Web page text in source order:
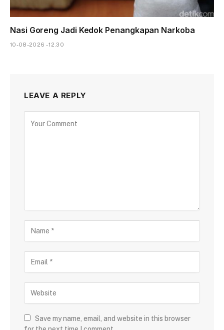
Nasi Goreng Jadi Kedok Penangkapan Narkoba
10-08-2026 - 12.30
LEAVE A REPLY
Save my name, email, and website in this browser